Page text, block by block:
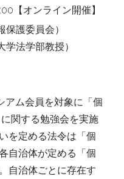
【オンライン開催】
護委員会）
学部教授）
アム会員を対象に「個
関する勉強会を実施
を定める法令は「個
自治体が定める「個
自治体ごとに存在す